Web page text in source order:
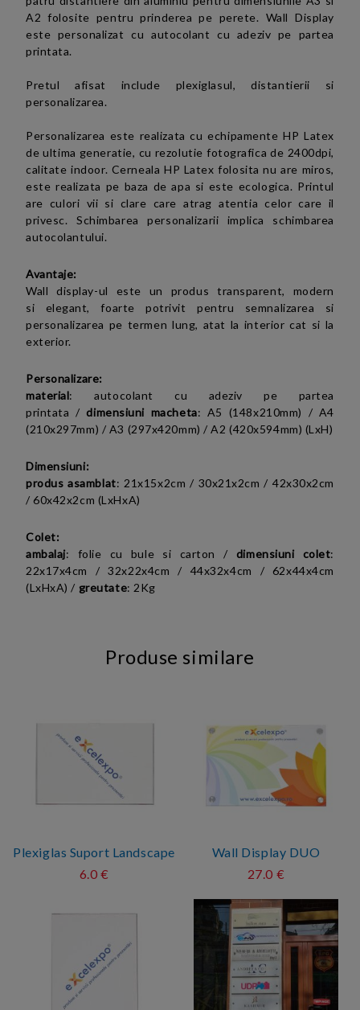
A2 folosite pentru prinderea pe perete. Wall Display
este personalizat cu autocolant cu adeziv pe partea
printata.
Pretul afisat include plexiglasul, distantierii si
personalizarea.
Personalizarea este realizata cu echipamente HP Latex
de ultima generatie, cu rezolutie fotografica de 2400dpi,
calitate indoor. Cerneala HP Latex folosita nu are miros,
este realizata pe baza de apa si este ecologica. Printul
are culori vii si clare care atrag atentia celor care il
privesc.Schimbarea personalizarii implica schimbarea
autocolantului.
Avantaje:
Wall display-ul este un produstransparent, modern
si elegant, foarte potrivit pentru semnalizarea si
personalizarea pe termen lung, atat la interior cat si la
exterior.
Personalizare:
material:autocolant cu adeziv pe partea
printata / dimensiuni macheta: A5 (148x210mm) / A4
(210x297mm) / A3 (297x420mm) / A2 (420x594mm) (LxH)
Dimensiuni:
produs asamblat: 21x15x2cm / 30x21x2cm / 42x30x2cm
/60x42x2cm (LxHxA)
Colet:
ambalaj: folie cu bule si carton / dimensiuni colet:
22x17x4cm /32x22x4cm / 44x32x4cm / 62x44x4cm
(LxHxA) / greutate: 2Kg
Produse similare
Plexiglas Suport Landscape
6.0 €
Wall Display DUO
27.0 €